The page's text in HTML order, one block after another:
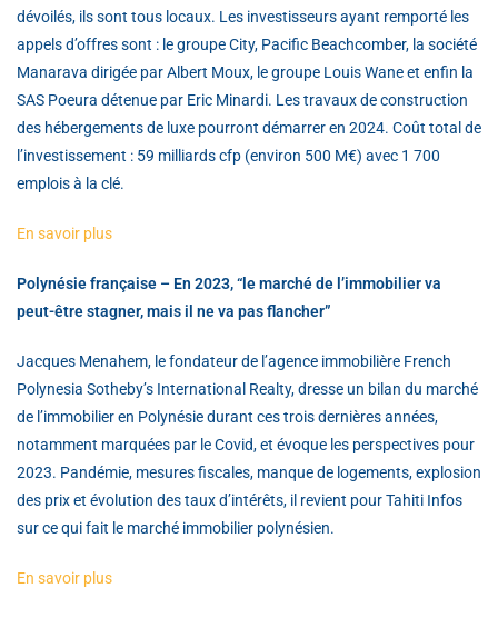
dévoilés, ils sont tous locaux. Les investisseurs ayant remporté les
appels d’offres sont : le groupe City, Pacific Beachcomber, la société
Manarava dirigée par Albert Moux, le groupe Louis Wane et enfin la
SAS Poeura détenue par Eric Minardi. Les travaux de construction
des hébergements de luxe pourront démarrer en 2024. Coût total de
l’investissement : 59 milliards cfp (environ 500 M€) avec 1 700
emplois à la clé.
En savoir plus
Polynésie française – En 2023, “le marché de l’immobilier va
peut-être stagner, mais il ne va pas flancher”
Jacques Menahem, le fondateur de l’agence immobilière French
Polynesia Sotheby’s International Realty, dresse un bilan du marché
de l’immobilier en Polynésie durant ces trois dernières années,
notamment marquées par le Covid, et évoque les perspectives pour
2023. Pandémie, mesures fiscales, manque de logements, explosion
des prix et évolution des taux d’intérêts, il revient pour Tahiti Infos
sur ce qui fait le marché immobilier polynésien.
En savoir plus